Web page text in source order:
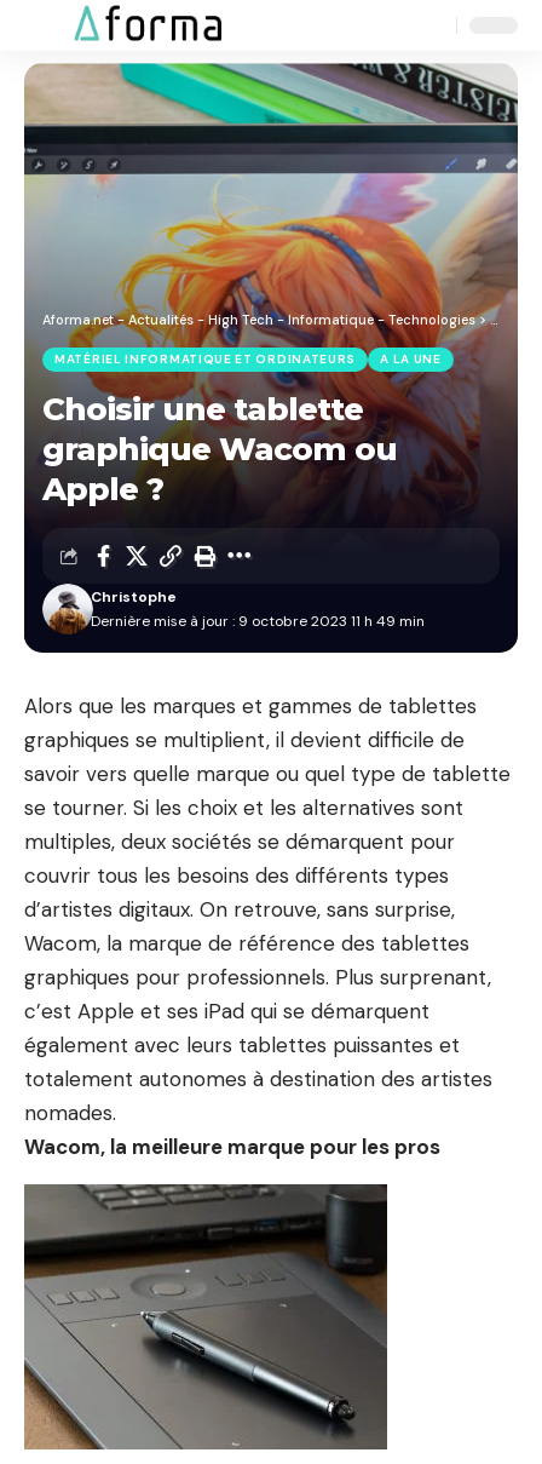
Resizer
Aforma.net - Actualités - High Tech - Informatique - Technologies>Blog
MATÉRIEL INFORMATIQUE ET ORDINATEURS A LA UNE
Choisir une tablette
graphique Wacom ou
Apple ?
Dernière mise à jour : 9 octobre 2023 11 h 49 min
Christophe
Alors que les marques et gammes de tablettes
graphiques se multiplient, il devient difficile de
savoir vers quelle marque ou quel type de tablette
se tourner. Si les choix et les alternatives sont
multiples, deux sociétés se démarquent pour
couvrir tous les besoins des différents types
d’artistes digitaux. On retrouve, sans surprise,
Wacom, la marque de référence des tablettes
graphiques pour professionnels. Plus surprenant,
c’est Apple et ses iPad qui se démarquent
également avec leurs tablettes puissantes et
totalement autonomes à destination des artistes
nomades.
Wacom, la meilleure marque pour les pros